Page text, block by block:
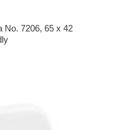
No. 7206, 65 x 42